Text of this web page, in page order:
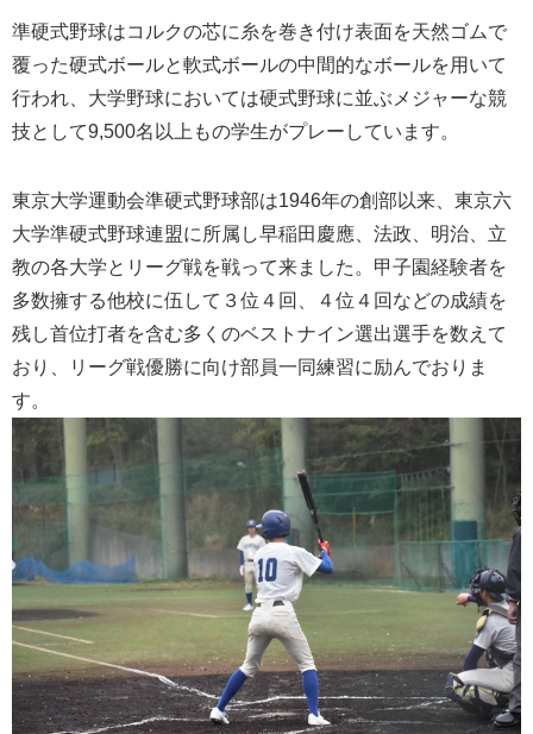
準硬式野球はコルクの芯に糸を巻き付け表面を天然ゴムで
覆った硬式ボールと軟式ボールの中間的なボールを用いて
行われ、大学野球においては硬式野球に並ぶメジャーな競
技として9,500名以上もの学生がプレーしています。
東京大学運動会準硬式野球部は1946年の創部以来、東京六
大学準硬式野球連盟に所属し早稲田慶應、法政、明治、立
教の各大学とリーグ戦を戦って来ました。甲子園経験者を
多数擁する他校に伍して３位４回、４位４回などの成績を
残し首位打者を含む多くのベストナイン選出選手を数えて
おり、リーグ戦優勝に向け部員一同練習に励んでおりま
す。